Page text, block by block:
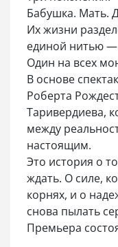
Бабушка. Мать.
Их жизни
единой нитью
Один на всех
В основе
Роберта
Таривердиева,
между
настоящим.
Это история о
ждать. О силе,
корнях, и о
снова пылать
Премьера